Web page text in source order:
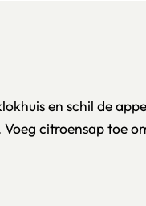
en schil de
citroensap toe